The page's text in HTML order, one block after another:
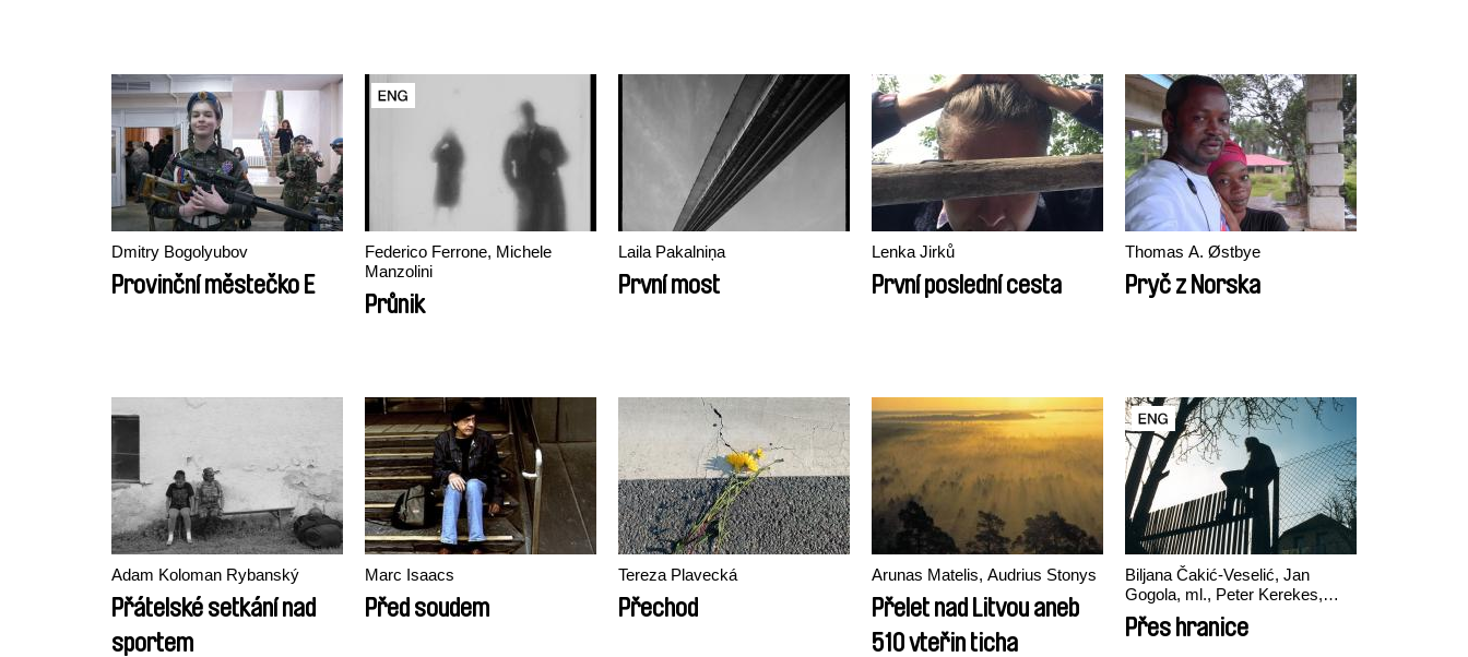
Dmitry Bogolyubov
Provinční městečko E
Federico Ferrone, Michele
Manzolini
Průnik
Laila Pakalniņa
První most
Lenka Jirků
První poslední cesta
Thomas A. Østbye
Pryč z Norska
Adam Koloman Rybanský
Přátelské setkání nad
sportem
Marc Isaacs
Před soudem
Tereza Plavecká
Přechod
Arunas Matelis, Audrius Stonys
Přelet nad Litvou aneb
510 vteřin ticha
Biljana Čakić-Veselić, Jan
Gogola, ml., Peter Kerekes,
Róbert Lakatos, Paweł Łoziński
Přes hranice